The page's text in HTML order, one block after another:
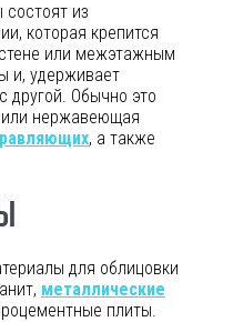
из
которая крепится
или межэтажным
и, удерживает
Обычно это
нержавеющая
, а также
для облицовки
металлические
плиты.